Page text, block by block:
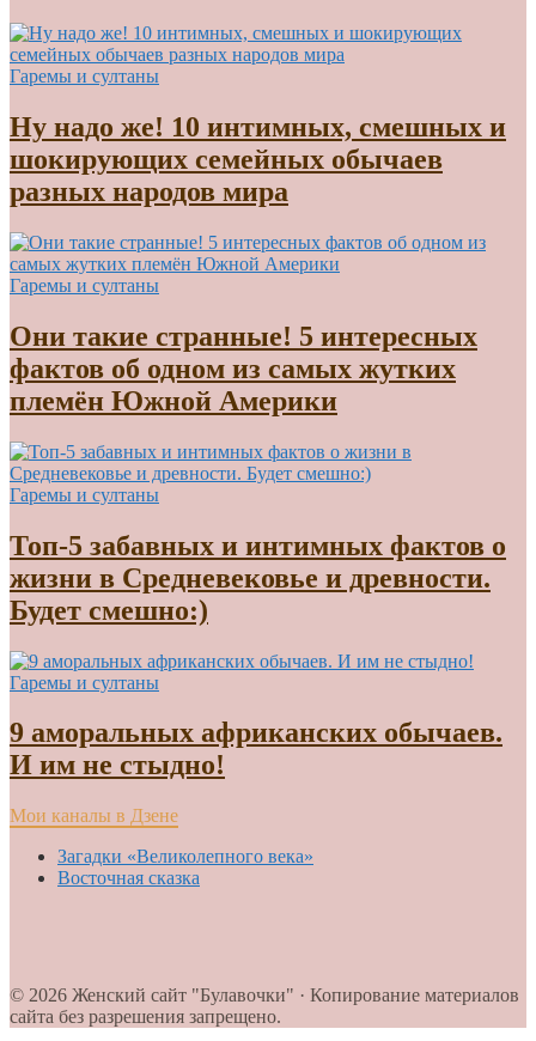
Гаремы и султаны
Ну надо же! 10 интимных, смешных и
шокирующих семейных обычаев
разных народов мира
Гаремы и султаны
Они такие странные! 5 интересных
фактов об одном из самых жутких
племён Южной Америки
Гаремы и султаны
Топ-5 забавных и интимных фактов о
жизни в Средневековье и древности.
Будет смешно:)
Гаремы и султаны
9 аморальных африканских обычаев.
И им не стыдно!
Мои каналы в Дзене
Загадки «Великолепного века»
Восточная сказка
© 2026 Женский сайт "Булавочки" · Копирование материалов
сайта без разрешения запрещено.